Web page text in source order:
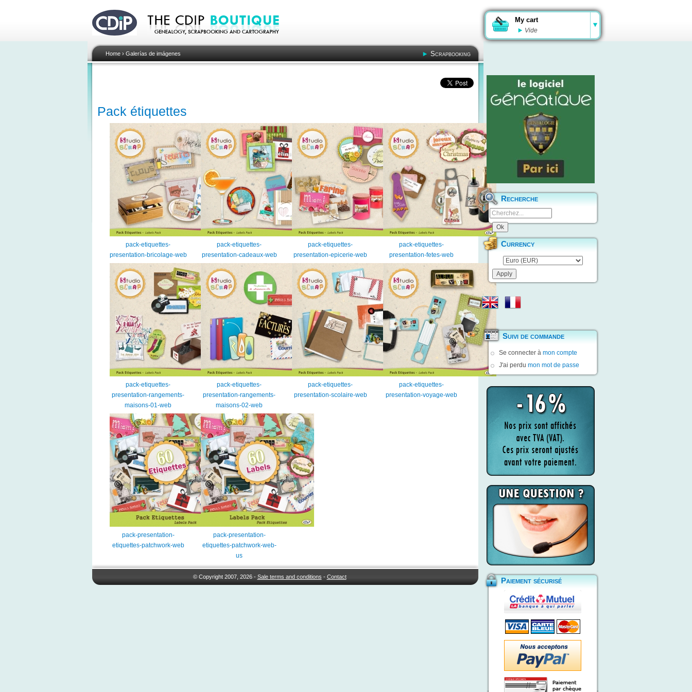
My cart
Vide
Home› Galerías de imágenes Scrapbooking
Pack étiquettes
pack-etiquettes-
presentation-bricolage-web
pack-etiquettes-
presentation-cadeaux-web
pack-etiquettes-
presentation-epicerie-web
pack-etiquettes-
presentation-fetes-web
pack-etiquettes-
presentation-rangements-
maisons-01-web
pack-etiquettes-
presentation-rangements-
maisons-02-web
pack-etiquettes-
presentation-scolaire-web
pack-etiquettes-
presentation-voyage-web
pack-presentation-
etiquettes-patchwork-web
pack-presentation-
etiquettes-patchwork-web-
us
© Copyright 2007, 2026 - Sale terms and conditions - Contact
Recherche
Currency
Suivi de commande
Se connecter à mon compte
J'ai perdu mon mot de passe
Paiement sécurisé